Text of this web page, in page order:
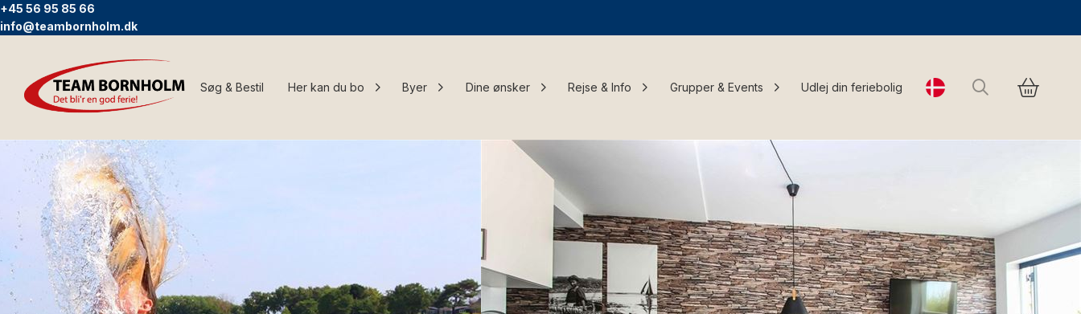
+45 56 95 85 66
info@teambornholm.dk
Søg & Bestil Her kan du bo Byer Dine ønsker Rejse & Info Grupper & Events Udlej din feriebolig Change language
Søg